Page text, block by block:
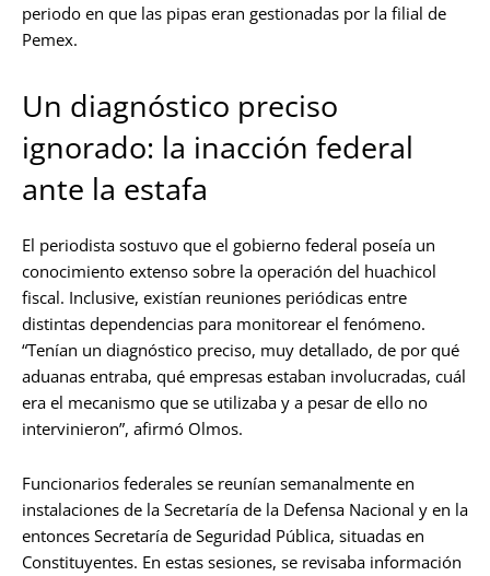
periodo en que las pipas eran gestionadas por la filial de
Pemex.
Un diagnóstico preciso
ignorado: la inacción federal
ante la estafa
El periodista sostuvo que el gobierno federal poseía un
conocimiento extenso sobre la operación del huachicol
fiscal. Inclusive, existían reuniones periódicas entre
distintas dependencias para monitorear el fenómeno.
“Tenían un diagnóstico preciso, muy detallado, de por qué
aduanas entraba, qué empresas estaban involucradas, cuál
era el mecanismo que se utilizaba y a pesar de ello no
intervinieron”, afirmó Olmos.
Funcionarios federales se reunían semanalmente en
instalaciones de la Secretaría de la Defensa Nacional y en la
entonces Secretaría de Seguridad Pública, situadas en
Constituyentes. En estas sesiones, se revisaba información